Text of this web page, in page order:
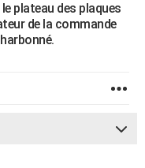
plateau des plaques
de la commande